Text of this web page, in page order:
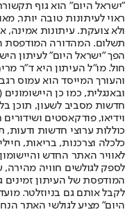
"ישראל היום" הוא גוף
ראוי לעיתונות טובה יותר,
ולא צועקת. עיתונות אמינה,
הפך "ישראל היום" לעיתון
חול. מו"ל העיתון היא ד"ר
והעורך המייסד הוא עמוס
חדשות מסביב לשעון, תוכן
וידיאו, פודקאסטים
כוללות ערוצי חדשות ודעות,
לאוויר האתר החדש
לספק לגולשים חוויה
המודפסת של העיתון
לקבל אותם גם בניוזלטר.
היום" מציע לגולשי האתר